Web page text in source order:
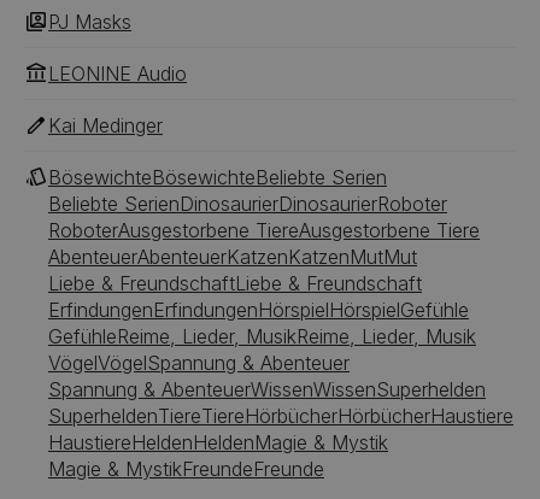
PJ Masks
LEONINE Audio
Kai Medinger
BösewichteBösewichteBeliebte Serien
Beliebte SerienDinosaurierDinosaurierRoboter
RoboterAusgestorbene TiereAusgestorbene Tiere
AbenteuerAbenteuerKatzenKatzenMutMut
Liebe & FreundschaftLiebe & Freundschaft
ErfindungenErfindungenHörspielHörspielGefühle
GefühleReime, Lieder, MusikReime, Lieder, Musik
VögelVögelSpannung & Abenteuer
Spannung & AbenteuerWissenWissenSuperhelden
SuperheldenTiereTiereHörbücherHörbücherHaustiere
HaustiereHeldenHeldenMagie & Mystik
Magie & MystikFreundeFreunde